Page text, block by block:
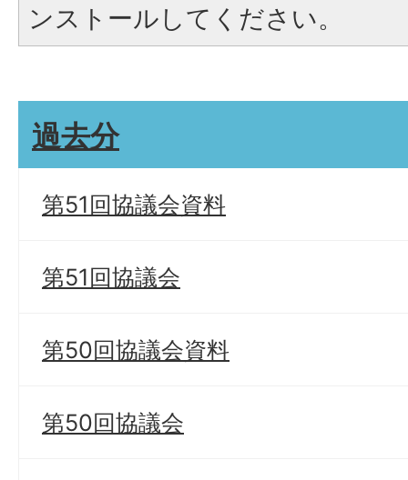
ンストールしてください。
過去分
第51回協議会資料
第51回協議会
第50回協議会資料
第50回協議会